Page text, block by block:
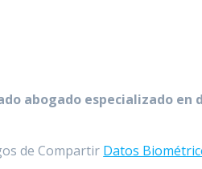
abogado especializado
de Compartir Datos